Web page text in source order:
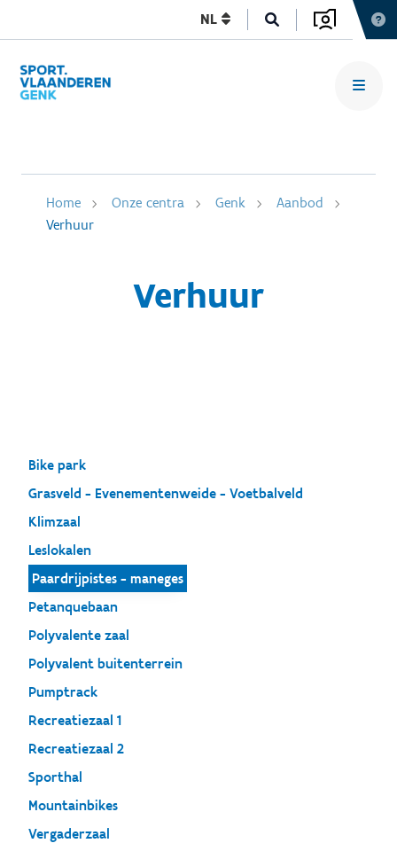
NL
Home Onze centra Genk
Aanbod
Verhuur
Verhuur
Bike park
Grasveld - Evenementenweide - Voetbalveld
Klimzaal
Leslokalen
Paardrijpistes - maneges
Petanquebaan
Polyvalente zaal
Polyvalent buitenterrein
Pumptrack
Recreatiezaal 1
Recreatiezaal 2
Sporthal
Mountainbikes
Vergaderzaal